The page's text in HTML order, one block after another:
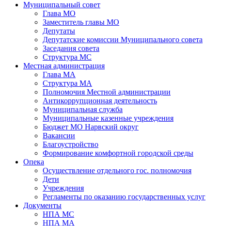
Муниципальный совет
Глава МО
Заместитель главы МО
Депутаты
Депутатские комиссии Муниципального совета
Заседания совета
Структура МС
Местная администрация
Глава МА
Структура МА
Полномочия Местной администрации
Антикоррупционная деятельность
Муниципальная служба
Муниципальные казенные учреждения
Бюджет МО Нарвский округ
Вакансии
Благоустройство
Формирование комфортной городской среды
Опека
Осуществление отдельного гос. полномочия
Дети
Учреждения
Регламенты по оказанию государственных услуг
Документы
НПА МС
НПА МА